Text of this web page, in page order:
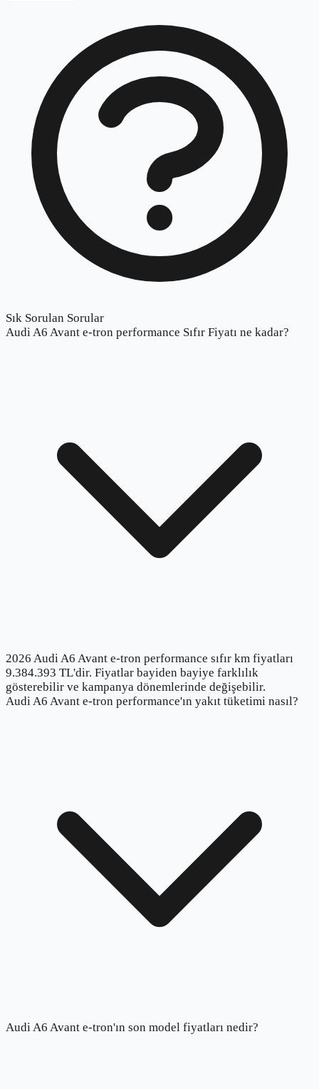
Sık Sorulan Sorular
Audi A6 Avant e-tron performance Sıfır Fiyatı ne kadar?
2026 Audi A6 Avant e-tron performance sıfır km fiyatları
9.384.393 TL'dir. Fiyatlar bayiden bayiye farklılık
gösterebilir ve kampanya dönemlerinde değişebilir.
Audi A6 Avant e-tron performance'ın yakıt tüketimi nasıl?
Audi A6 Avant e-tron'ın son model fiyatları nedir?